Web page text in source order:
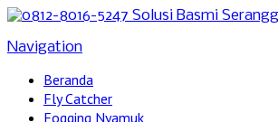
Navigation
Beranda
Fly Catcher
Fogging Nyamuk